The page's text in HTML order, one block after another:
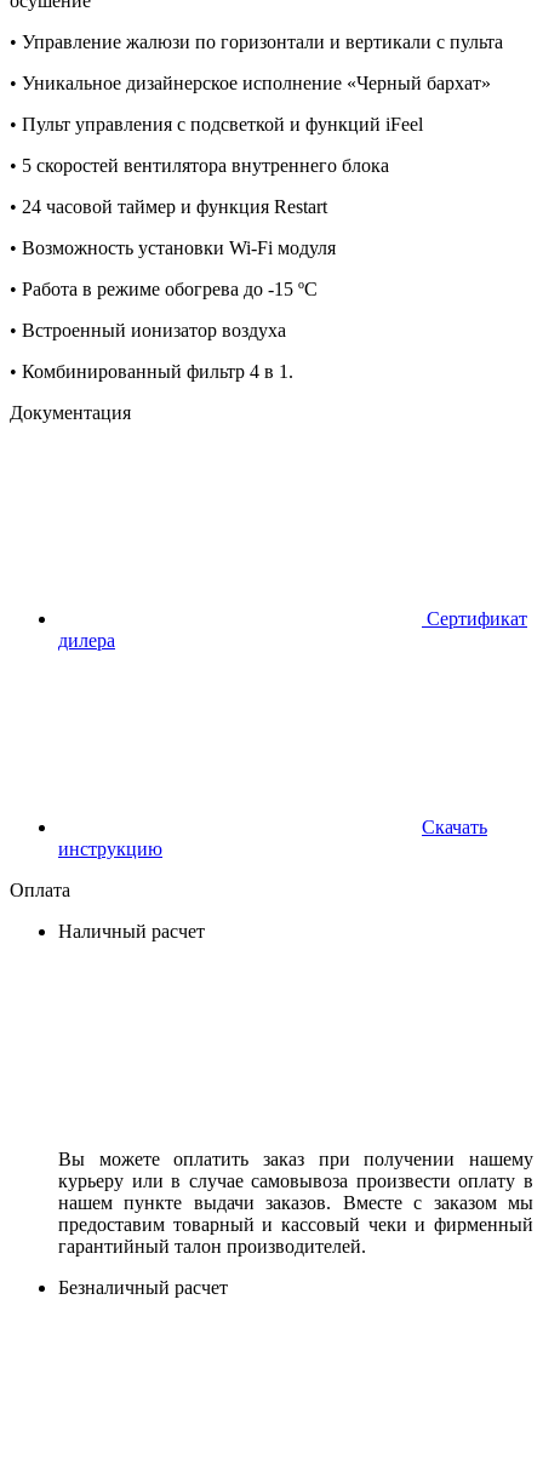
• Управление жалюзи по горизонтали и вертикали с пульта
• Уникальное дизайнерское исполнение «Черный бархат»
• Пульт управления с подсветкой и функций iFeel
• 5 скоростей вентилятора внутреннего блока
• 24 часовой таймер и функция Restart
• Возможность установки Wi-Fi модуля
• Работа в режиме обогрева до -15 ºС
• Встроенный ионизатор воздуха
• Комбинированный фильтр 4 в 1.
Документация
Сертификат
дилера
Скачать
инструкцию
Оплата
Наличный расчет
Вы можете оплатить заказ при получении нашему
курьеру или в случае самовывоза произвести оплату в
нашем пункте выдачи заказов. Вместе с заказом мы
предоставим товарный и кассовый чеки и фирменный
гарантийный талон производителей.
Безналичный расчет